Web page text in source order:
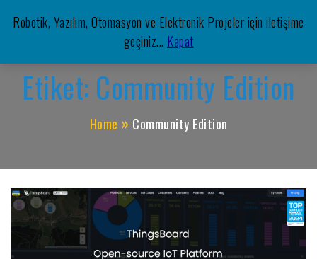
Meşe Mekatronik Yazılım
Otomasyon, Robotik, Yazılım, Elektronik, Mekatronik,
Etiket: Community Edition
Home Community Edition
Robotik, Yazılım, Otomasyon ve Elektronik Projeler için iletişime
geçiniz... Kapat